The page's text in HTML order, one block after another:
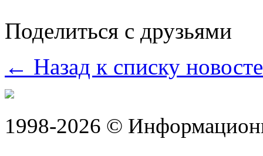
Поделиться с друзьями
← Назад к списку
1998-2026 ©